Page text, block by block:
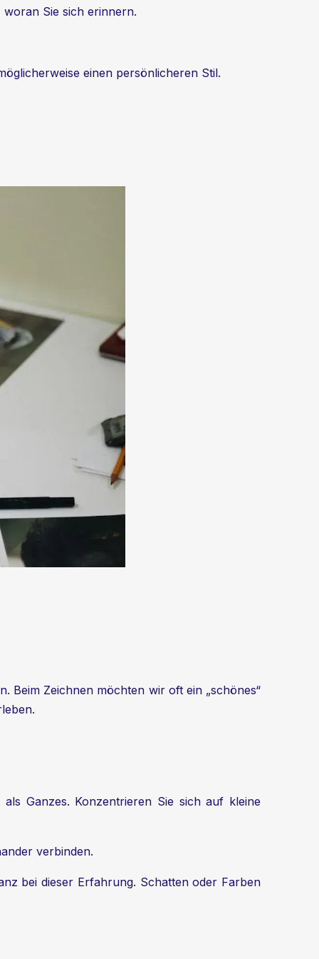
Sie sich erinnern.
einen persönlicheren Stil.
Beim Zeichnen möchten wir oft ein „schönes“
Ganzes. Konzentrieren Sie sich auf kleine
verbinden.
bei dieser Erfahrung. Schatten oder Farben